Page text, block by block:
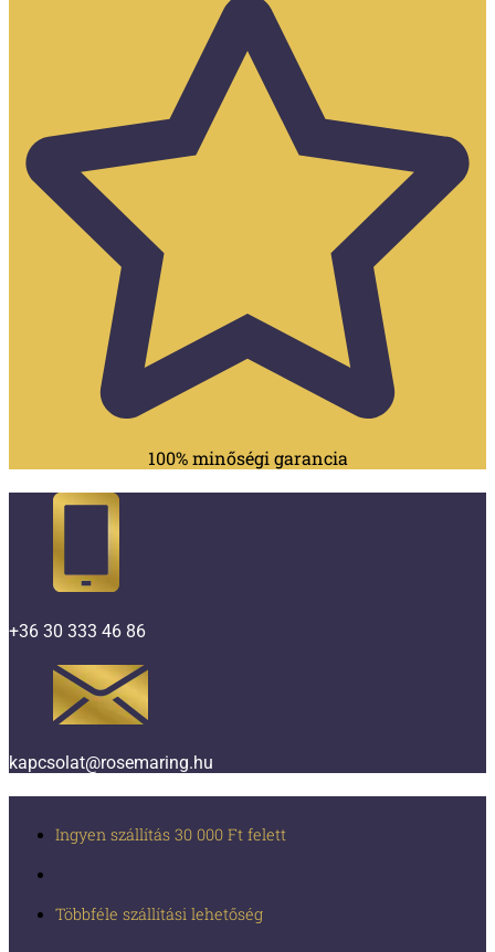
100% minőségi garancia
+36 30 333 46 86
kapcsolat@rosemaring.hu
Ingyen szállítás 30 000 Ft felett
Többféle szállítási lehetőség